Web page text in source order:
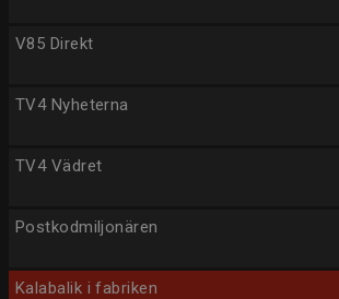
V85 Direkt
TV4 Nyheterna
TV4 Vädret
Postkodmiljonären
Kalabalik i fabriken